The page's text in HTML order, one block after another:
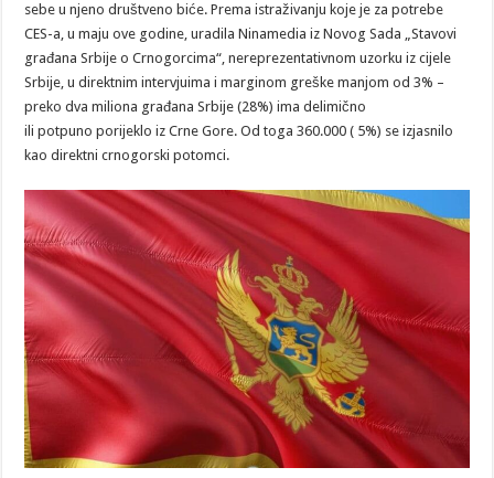
sebe u njeno društveno biće. Prema istraživanju koje je za potrebe
CES-a, u maju ove godine, uradila Ninamedia iz Novog Sada „Stavovi
građana Srbije o Crnogorcima“, nereprezentativnom uzorku iz cijele
Srbije, u direktnim intervjuima i marginom greške manjom od 3% –
preko dva miliona građana Srbije (28%) ima delimično
ili potpuno porijeklo iz Crne Gore. Od toga 360.000 ( 5%) se izjasnilo
kao direktni crnogorski potomci.